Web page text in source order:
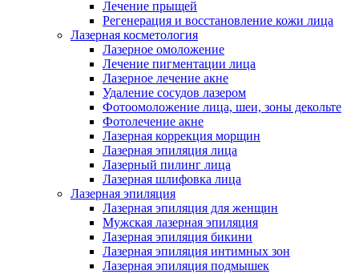
Лечение прыщей
Регенерация и восстановление кожи лица
Лазерная косметология
Лазерное омоложение
Лечение пигментации лица
Лазерное лечение акне
Удаление сосудов лазером
Фотоомоложение лица, шеи, зоны декольте
Фотолечение акне
Лазерная коррекция морщин
Лазерная эпиляция лица
Лазерный пилинг лица
Лазерная шлифовка лица
Лазерная эпиляция
Лазерная эпиляция для женщин
Мужская лазерная эпиляция
Лазерная эпиляция бикини
Лазерная эпиляция интимных зон
Лазерная эпиляция подмышек